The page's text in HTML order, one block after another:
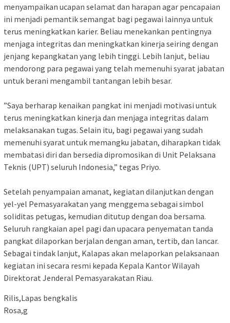
menyampaikan ucapan selamat dan harapan agar pencapaian
ini menjadi pemantik semangat bagi pegawai lainnya untuk
terus meningkatkan karier. Beliau menekankan pentingnya
menjaga integritas dan meningkatkan kinerja seiring dengan
jenjang kepangkatan yang lebih tinggi. Lebih lanjut, beliau
mendorong para pegawai yang telah memenuhi syarat jabatan
untuk berani mengambil tantangan lebih besar.
‎”Saya berharap kenaikan pangkat ini menjadi motivasi untuk
terus meningkatkan kinerja dan menjaga integritas dalam
melaksanakan tugas. Selain itu, bagi pegawai yang sudah
memenuhi syarat untuk memangku jabatan, diharapkan tidak
membatasi diri dan bersedia dipromosikan di Unit Pelaksana
Teknis (UPT) seluruh Indonesia,” tegas Priyo.
‎Setelah penyampaian amanat, kegiatan dilanjutkan dengan
yel-yel Pemasyarakatan yang menggema sebagai simbol
soliditas petugas, kemudian ditutup dengan doa bersama.
Seluruh rangkaian apel pagi dan upacara penyematan tanda
pangkat dilaporkan berjalan dengan aman, tertib, dan lancar.
Sebagai tindak lanjut, Kalapas akan melaporkan pelaksanaan
kegiatan ini secara resmi kepada Kepala Kantor Wilayah
Direktorat Jenderal Pemasyarakatan Riau.
Rilis,Lapas bengkalis
Rosa,g